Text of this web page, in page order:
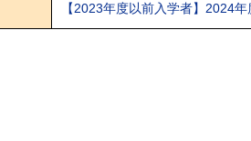
【2023年度以前入学者】2024